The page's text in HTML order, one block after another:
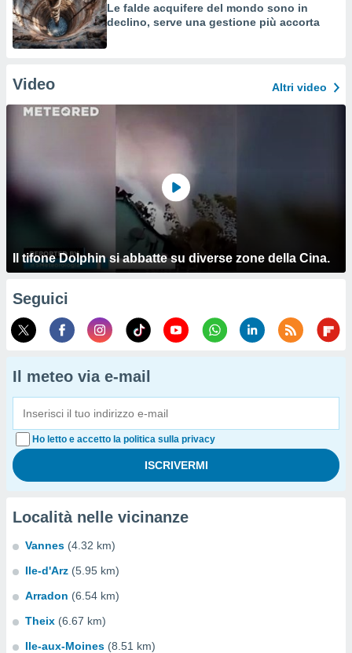
Le falde acquifere del mondo sono in
declino, serve una gestione più accorta
Video Altri video
Il tifone Dolphin si abbatte su diverse zone della Cina.
Seguici
Il meteo via e-mail
Ho letto e accetto la politica sulla privacy
Località nelle vicinanze
Vannes (4.32 km)
Ile-d'Arz (5.95 km)
Arradon (6.54 km)
Theix (6.67 km)
Ile-aux-Moines (8.51 km)